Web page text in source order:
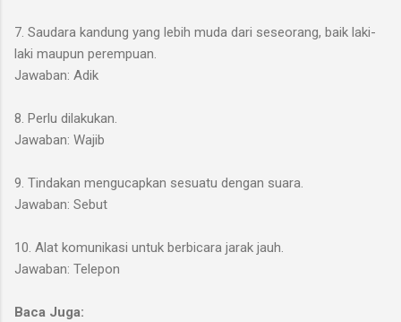
7. Saudara kandung yang lebih muda dari seseorang, baik laki-
laki maupun perempuan.
Jawaban: Adik
8. Perlu dilakukan.
Jawaban: Wajib
9. Tindakan mengucapkan sesuatu dengan suara.
Jawaban: Sebut
10. Alat komunikasi untuk berbicara jarak jauh.
Jawaban: Telepon
Baca Juga: